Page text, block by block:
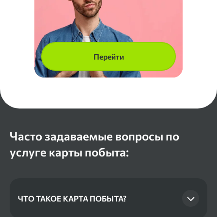
Перейти
Часто задаваемые вопросы по
услуге карты побыта:
ЧТО ТАКОЕ КАРТА ПОБЫТА?